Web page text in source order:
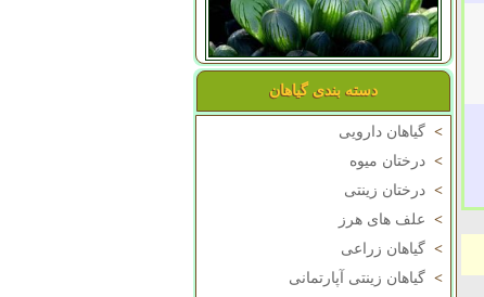
دسته بندی گیاهان
> گیاهان دارویی
> درختان میوه
> درختان زینتی
> علف های هرز
> گیاهان زراعی
> گیاهان زینتی آپارتمانی